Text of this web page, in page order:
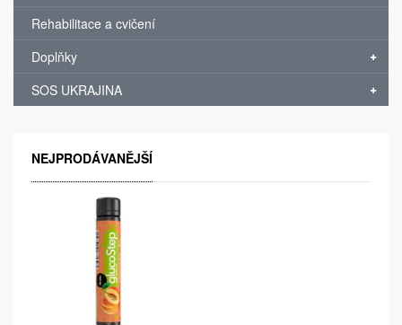
Rehabilitace a cvičení
Doplňky
SOS UKRAJINA
NEJPRODÁVANĚJŠÍ